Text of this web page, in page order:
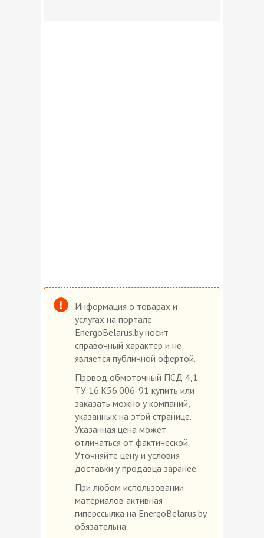
Информация о товарах и
услугах на портале
EnergoBelarus.by носит
справочный характер и не
является публичной офертой.
Провод обмоточный ПСД 4,1
ТУ 16.К56.006-91 купить или
заказать можно у компаний,
указанных на этой странице.
Указанная цена может
отличаться от фактической.
Уточняйте цену и условия
доставки у продавца заранее.
При любом использовании
материалов активная
гиперссылка на EnergoBelarus.by
обязательна.